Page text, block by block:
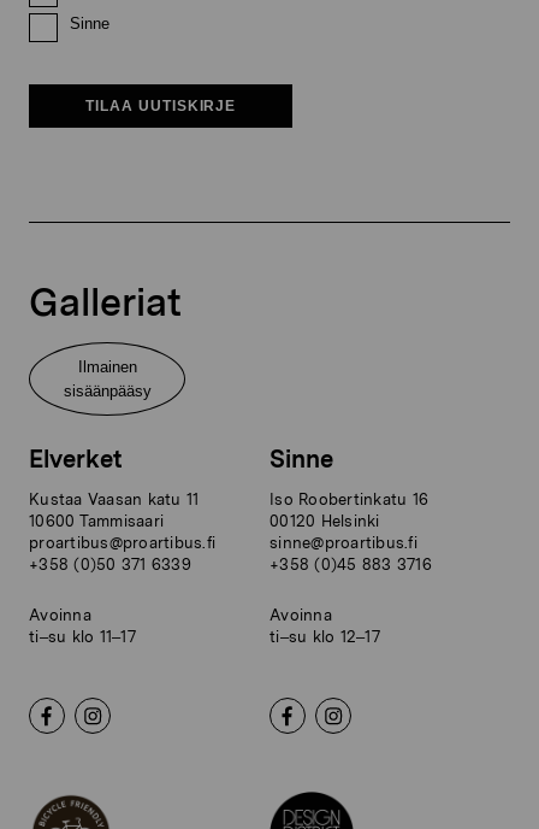
Sinne
TILAA UUTISKIRJE
Galleriat
Ilmainen
sisäänpääsy
Elverket
Kustaa Vaasan katu 11
10600 Tammisaari
proartibus@proartibus.fi
+358 (0)50 371 6339
Avoinna
ti–su klo 11–17
Sinne
Iso Roobertinkatu 16
00120 Helsinki
sinne@proartibus.fi
+358 (0)45 883 3716
Avoinna
ti–su klo 12–17